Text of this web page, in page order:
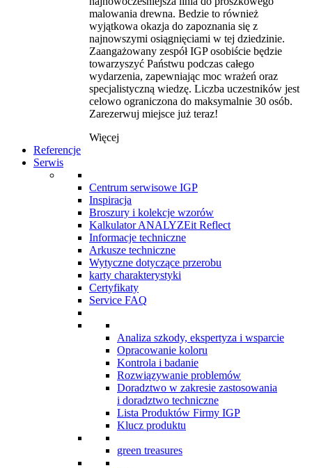
malowania drewna. Bedzie to również
wyjątkowa okazja do zapoznania się z
najnowszymi osiągnięciami w tej dziedzinie.
Zaangażowany zespół IGP osobiście będzie
towarzyszyć Państwu podczas całego
wydarzenia, zapewniając moc wrażeń oraz
specjalistyczną wiedzę. Liczba uczestników jest
celowo ograniczona do maksymalnie 30 osób.
Zarezerwuj miejsce już teraz!
Więcej
Referencje
Serwis
Centrum serwisowe IGP
Inspiracja
Broszury i kolekcje wzorów
Kalkulator ANALYZEit Reflect
Informacje techniczne
Arkusze techniczne
Wytyczne dotyczące przerobu
karty charakterystyki
Certyfikaty
Service FAQ
Analiza szkody, ekspertyza i wsparcie
Opracowanie koloru
Kontrola i badanie
Rozwiązywanie problemów
Doradztwo w zakresie zastosowania
i doradztwo techniczne
Lista Produktów Firmy IGP
Klucz produktu
green treasures